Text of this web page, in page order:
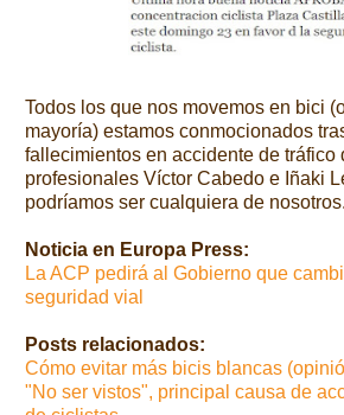
Todos los que nos movemos en bici
mayoría) estamos conmocionados
fallecimientos en accidente de tráfico
profesionales Víctor Cabedo e Iñaki
podríamos ser cualquiera de nosotros.
Noticia en Europa Press:
La ACP pedirá al Gobierno que
seguridad vial
Posts relacionados:
Cómo evitar más bicis blancas
"No ser vistos", principal causa de